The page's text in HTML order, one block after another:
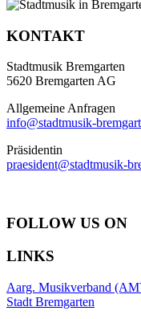
KONTAKT
Stadtmusik Bremgarten
5620 Bremgarten AG
Allgemeine Anfragen
info@stadtmusik-
Präsidentin
praesident@stadtmusik-
FOLLOW US ON
LINKS
Aarg. Musikverband
Stadt Bremgarten